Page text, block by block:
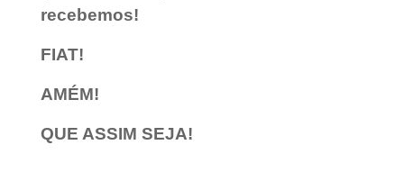
recebemos!
FIAT!
AMÉM!
QUE ASSIM SEJA!